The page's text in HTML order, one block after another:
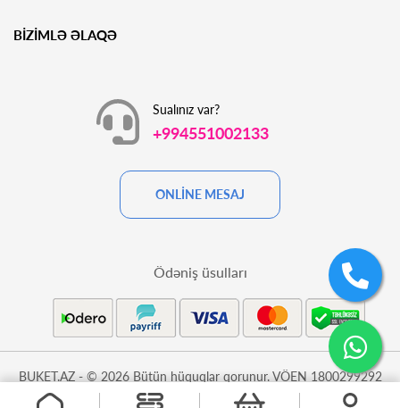
BİZİMLƏ ƏLAQƏ
Sualınız var?
+994551002133
ONLİNE MESAJ
BUKET.AZ - © 2026 Bütün hüquqlar qorunur. VÖEN 1800299292
Ödəniş üsulları